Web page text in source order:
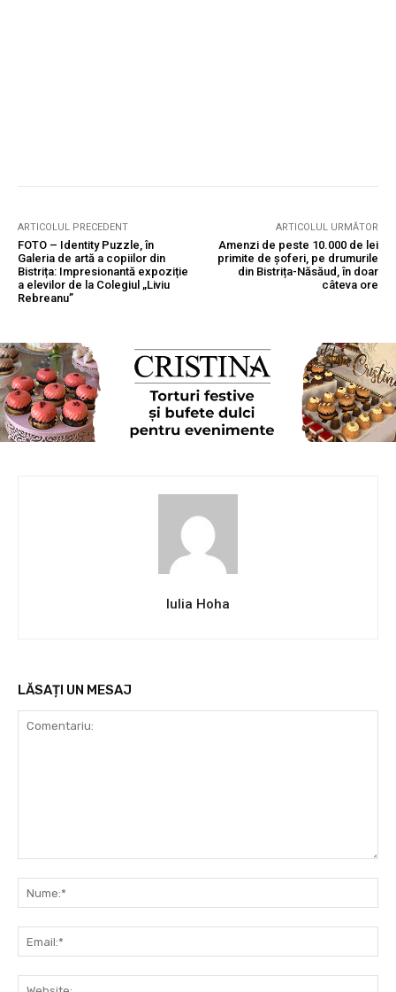
ARTICOLUL PRECEDENT
FOTO – Identity Puzzle, în
Galeria de artă a copiilor din
Bistrița: Impresionantă expoziție
a elevilor de la Colegiul „Liviu
Rebreanu”
ARTICOLUL URMĂTOR
Amenzi de peste 10.000 de lei
primite de șoferi, pe drumurile
din Bistrița-Năsăud, în doar
câteva ore
Iulia Hoha
LĂSAȚI UN MESAJ